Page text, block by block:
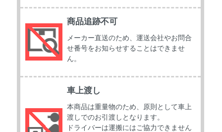
商品追跡不可
メーカー直送のため、運送会社やお問合
せ番号をお知らせすることはできませ
ん。
車上渡し
本商品は重量物のため、原則として車上
渡しでのお引渡しとなります。
ドライバーは運搬にはご協力できません